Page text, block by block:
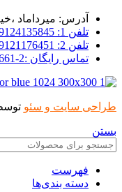
آدرس: میرداماد
تلفن 1: 09124135845
تلفن 2: 09121176451
تماس رایگان :2-02192004661
طراحی سایت و سئو
بستن
فهرست
دسته بندی‌ها